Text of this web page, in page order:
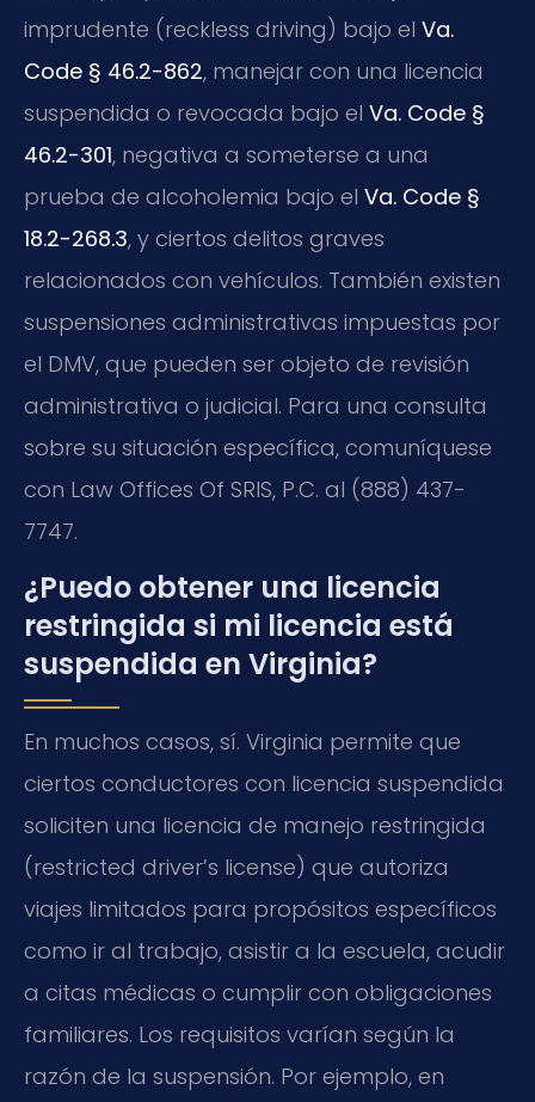
imprudente (reckless driving) bajo el Va.
Code § 46.2-862, manejar con una licencia
suspendida o revocada bajo el Va. Code §
46.2-301, negativa a someterse a una
prueba de alcoholemia bajo el Va. Code §
18.2-268.3, y ciertos delitos graves
relacionados con vehículos. También existen
suspensiones administrativas impuestas por
el DMV, que pueden ser objeto de revisión
administrativa o judicial. Para una consulta
sobre su situación específica, comuníquese
con Law Offices Of SRIS, P.C. al (888) 437-
7747.
¿Puedo obtener una licencia
restringida si mi licencia está
suspendida en Virginia?
En muchos casos, sí. Virginia permite que
ciertos conductores con licencia suspendida
soliciten una licencia de manejo restringida
(restricted driver’s license) que autoriza
viajes limitados para propósitos específicos
como ir al trabajo, asistir a la escuela, acudir
a citas médicas o cumplir con obligaciones
familiares. Los requisitos varían según la
razón de la suspensión. Por ejemplo, en